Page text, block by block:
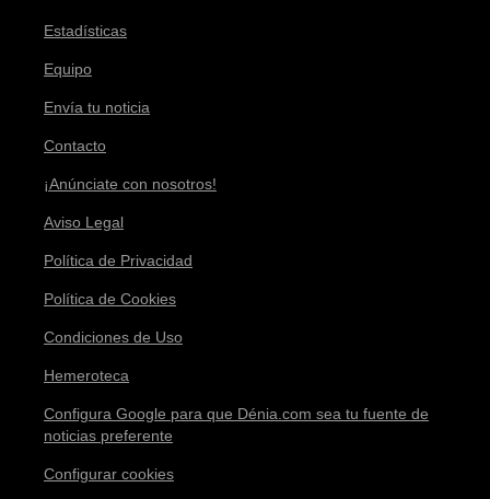
Estadísticas
Equipo
Envía tu noticia
Contacto
¡Anúnciate con nosotros!
Aviso Legal
Política de Privacidad
Política de Cookies
Condiciones de Uso
Hemeroteca
Configura Google para que Dénia.com sea tu fuente de
noticias preferente
Configurar cookies